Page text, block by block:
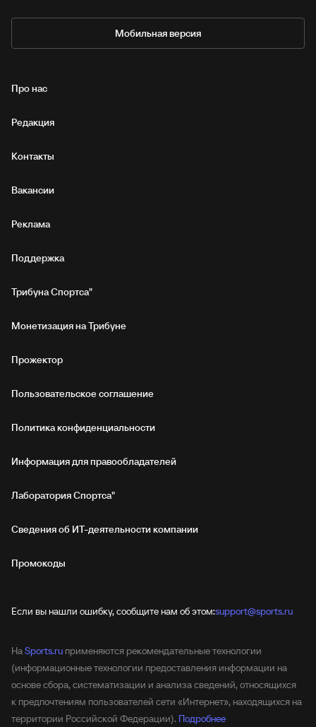
Мобильная версия
Про нас
Редакция
Контакты
Вакансии
Реклама
Поддержка
Трибуна Спортса"
Монетизация на Трибуне
Прожектор
Пользовательское соглашение
Политика конфиденциальности
Информация для правообладателей
Лаборатория Спортса"
Сведения об ИТ‑деятельности компании
Промокоды
Если вы нашли ошибку, сообщите нам об этом:support@sports.ru
НаSports.ru применяются рекомендательные технологии
(информационные технологии предоставления информации на
основе сбора, систематизации и анализа сведений, относящихся
к предпочтениям пользователей сети «Интернет», находящихся на
территории Российской Федерации). Подробнее